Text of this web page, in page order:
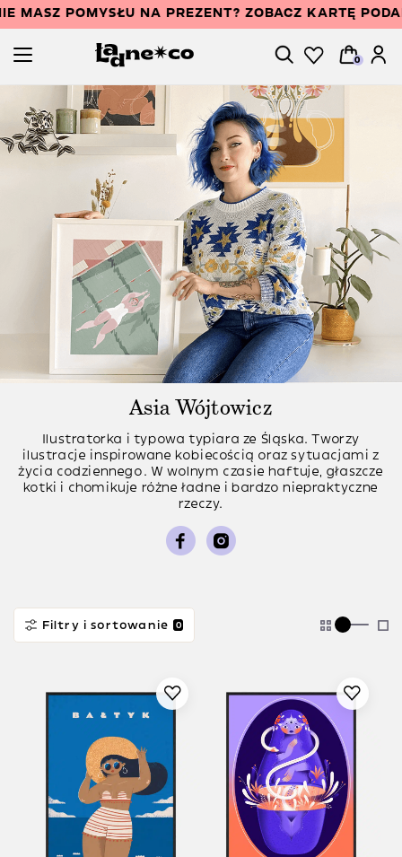
MASZ POMYSŁU NA PREZENT? ZOBACZ KARTĘ
0
Asia Wójtowicz
Ilustratorka i typowa typiara ze Śląska. Tworzy
ilustracje inspirowane kobiecością oraz sytuacjami z
życia codziennego. W wolnym czasie haftuje, głaszcze
kotki i chomikuje różne ładne i bardzo niepraktyczne
rzeczy.
Filtry i sortowanie 0